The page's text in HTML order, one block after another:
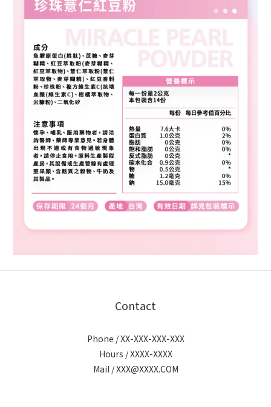
Contact
Phone / XX-XXX-XXX-XXX
Hours / XXXX-XXXX
Mail / XXX@XXXX.COM